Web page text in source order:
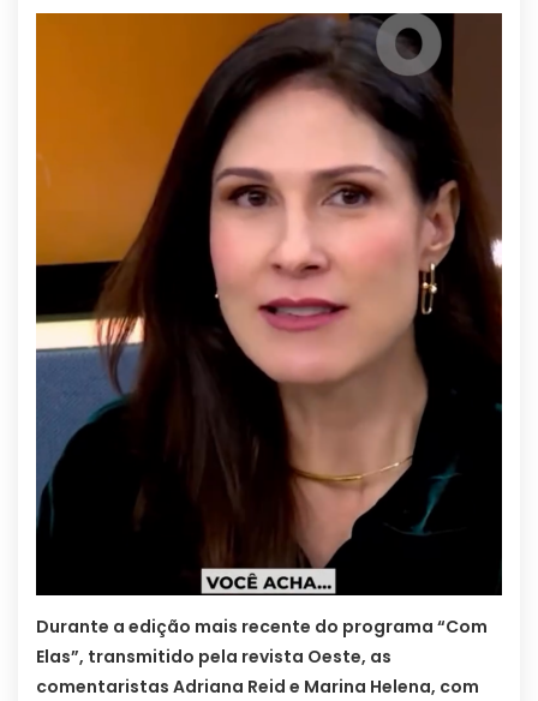
Durante a edição mais recente do programa “Com
Elas”, transmitido pela revista Oeste, as
comentaristas Adriana Reid e Marina Helena, com